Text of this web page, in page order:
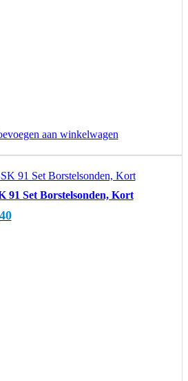
aan winkelwagen
91 Set Borstelsonden, Kort